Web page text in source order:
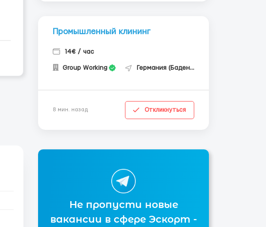
Промышленный клининг
14€ / час
Group Working Германия (Баден-Вюртемберг)
8 мин. назад Откликнуться
Не пропусти новые
вакансии в сфере Эскорт -